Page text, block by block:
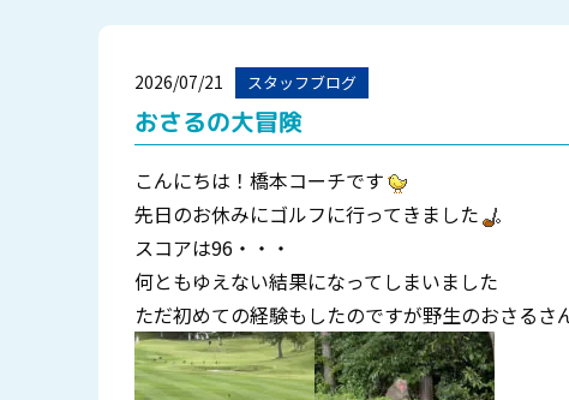
2026/07/21 スタッフブログ
おさるの大冒険
こんにちは！橋本コーチです
先日のお休みにゴルフに行ってきました
スコアは96・・・
何ともゆえない結果になってしまいました
ただ初めての経験もしたのですが野生のおさるさ